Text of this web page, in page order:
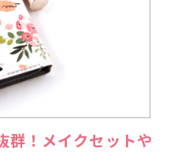
群！メイクセットや